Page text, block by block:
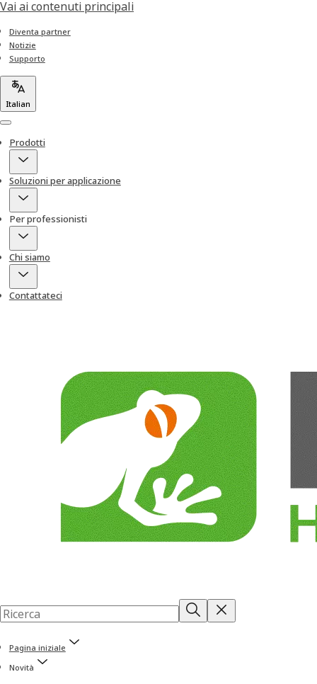
Vai ai contenuti principali
Diventa partner
Notizie
Supporto
Italian
Menu
Prodotti
Soluzioni per applicazione
Per professionisti
Chi siamo
Contattateci
Pagina iniziale
Novità